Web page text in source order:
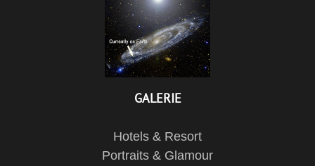
GALERIE
Hotels & Resort
Portraits & Glamour